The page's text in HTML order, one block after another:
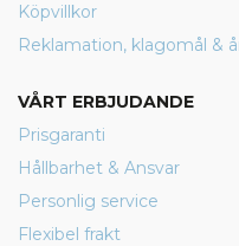
Köpvillkor
Reklamation, klagomål &
VÅRT ERBJUDANDE
Prisgaranti
Hållbarhet & Ansvar
Personlig service
Flexibel frakt